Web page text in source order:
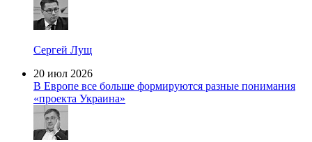
Сергей Лущ
20 июл 2026
В Европе все больше формируются разные понимания
«проекта Украина»